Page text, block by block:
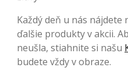
Každý deň u nás nájdete
ďalšie produkty v akcii.
neušla, stiahnite si našu
budete vždy v obraze.